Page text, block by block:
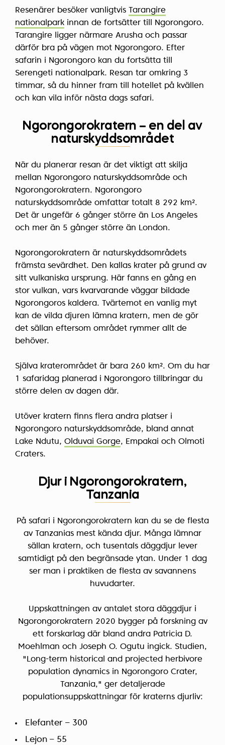
Resenärer besöker vanligtvis
Tarangire
nationalpark innan de fortsätter till Ngorongoro.
Tarangire ligger närmare Arusha och passar
därför bra på vägen mot Ngorongoro. Efter
safarin i Ngorongoro kan du fortsätta till
Serengeti nationalpark. Resan tar omkring 3
timmar, så du hinner fram till hotellet på kvällen
och kan vila inför nästa dags safari.
Ngorongorokratern – en del av
naturskyddsområdet
När du planerar resan är det viktigt att skilja
mellan Ngorongoro naturskyddsområde och
Ngorongorokratern. Ngorongoro
naturskyddsområde omfattar totalt 8 292 km².
Det är ungefär 6 gånger större än Los Angeles
och mer än 5 gånger större än London.
Ngorongorokratern är naturskyddsområdets
främsta sevärdhet. Den kallas krater på grund av
sitt vulkaniska ursprung. Här fanns en gång en
stor vulkan, vars kvarvarande väggar bildade
Ngorongoros kaldera. Tvärtemot en vanlig myt
kan de vilda djuren lämna kratern, men de gör
det sällan eftersom området rymmer allt de
behöver.
Själva kraterområdet är bara 260 km². Om du har
1 safaridag planerad i Ngorongoro tillbringar du
större delen av dagen där.
Utöver kratern finns flera andra platser i
Ngorongoro naturskyddsområde, bland annat
Lake Ndutu, Olduvai Gorge, Empakai och Olmoti
Craters.
Djur i Ngorongorokratern,
Tanzania
På safari i Ngorongorokratern kan du se de flesta
av Tanzanias mest kända djur. Många lämnar
sällan kratern, och tusentals däggdjur lever
samtidigt på den begränsade ytan. Under 1 dag
ser man i praktiken de flesta av savannens
huvudarter.
Uppskattningen av antalet stora däggdjur i
Ngorongorokratern 2020 bygger på forskning av
ett forskarlag där bland andra Patricia D.
Moehlman och Joseph O. Ogutu ingick. Studien,
"Long-term historical and projected herbivore
population dynamics in Ngorongoro Crater,
Tanzania," ger detaljerade
populationsuppskattningar för kraterns djurliv:
Elefanter – 300
Lejon – 55